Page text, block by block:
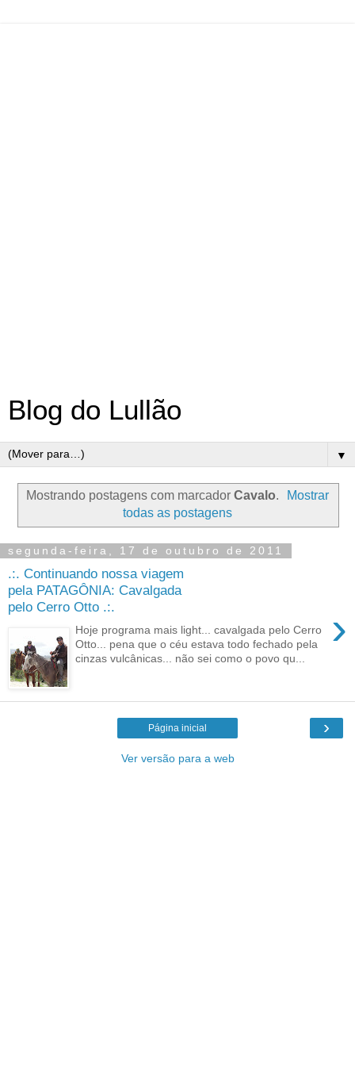
Blog do Lullão
▼
Mostrando postagens com marcador Cavalo.
Mostrar
todas as postagens
segunda-feira, 17 de outubro de 2011
.:. Continuando nossa viagem
pela PATAGÔNIA: Cavalgada
pelo Cerro Otto .:.
›
Hoje programa mais light... cavalgada pelo Cerro
Otto... pena que o céu estava todo fechado pela
cinzas vulcânicas... não sei como o povo qu...
›
Página inicial
Ver versão para a web